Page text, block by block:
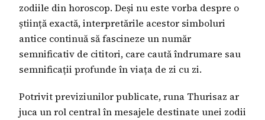
zodiile din horoscop. Deși nu este vorba despre o
știință exactă, interpretările acestor simboluri
antice continuă să fascineze un număr
semnificativ de cititori, care caută îndrumare sau
semnificații profunde în viața de zi cu zi.
Potrivit previziunilor publicate, runa Thurisaz ar
juca un rol central în mesajele destinate unei zodii